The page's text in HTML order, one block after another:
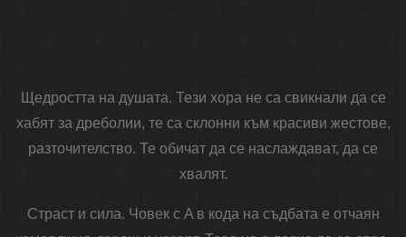
Щедростта на душата. Тези хора не са свикнали да се
хабят за дреболии, те са склонни към красиви жестове,
разточителство. Те обичат да се наслаждават, да се
хвалят.
Страст и сила. Човек с A в кода на съдбата е отчаян